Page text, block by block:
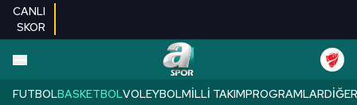
CANLI
SKOR
FUTBOLBASKETBOLVOLEYBOLMILLI TAKIMPROGRAMLARDIĞER